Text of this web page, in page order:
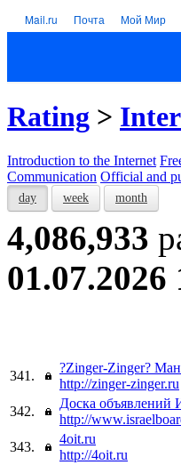
Mail.ru Почта Мой Мир
Rating >
Introduction to the Internet
Communication Official and
day week month
4,086,933
01.07.2026
341.
?Zinger-Zinger?
http://zinger-zinger.ru
342.
Доска объявлений
http://
343.
4oit.ru
http://4oit.ru